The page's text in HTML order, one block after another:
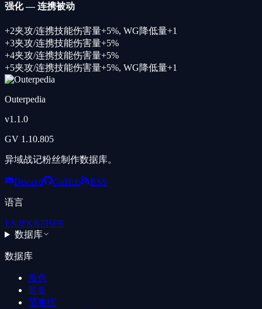
强化—连携被动
+2夹攻/连携技能伤害量+5%, WG降低量+1
+3夹攻/连携技能伤害量+5%
+4夹攻/连携技能伤害量+5%
+5夹攻/连携技能伤害量+5%, WG降低量+1
Outerpedia
v1.1.0
GV 1.10.805
异域战记粉丝制作数据库。
Discord GitHub RSS
语言
ENJPKRZHFR
数据库
数据库
角色
装备
节奏榜